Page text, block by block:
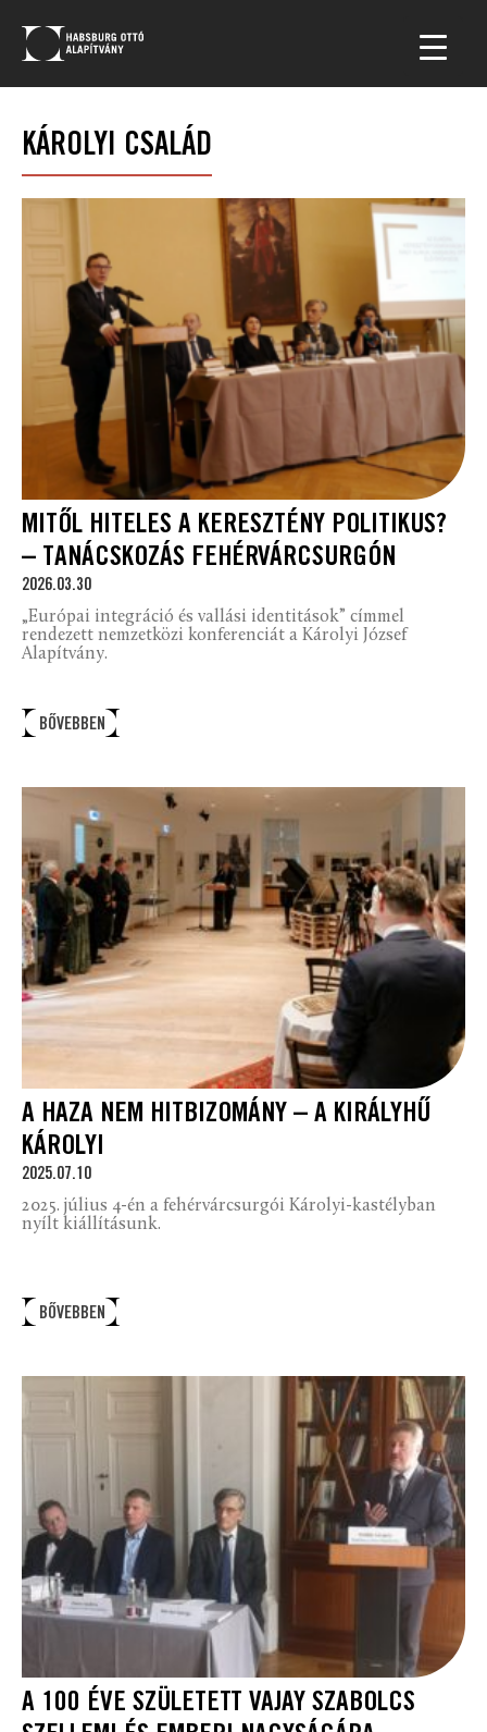
KÁROLYI CSALÁD
MITŐL HITELES A KERESZTÉNY POLITIKUS?
– TANÁCSKOZÁS FEHÉRVÁRCSURGÓN
2026.03.30
„Európai integráció és vallási identitások” címmel
rendezett nemzetközi konferenciát a Károlyi József
Alapítvány.
BŐVEBBEN
A HAZA NEM HITBIZOMÁNY – A KIRÁLYHŰ
KÁROLYI
2025.07.10
2025. július 4-én a fehérvárcsurgói Károlyi-kastélyban
nyílt kiállításunk.
BŐVEBBEN
A 100 ÉVE SZÜLETETT VAJAY SZABOLCS